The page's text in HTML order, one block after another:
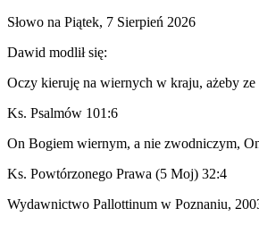
Słowo na Piątek, 7 Sierpień 2026
Dawid modlił się:
Oczy kieruję na wiernych w kraju, ażeby ze
Ks. Psalmów 101:6
On Bogiem wiernym, a nie zwodniczym,
Ks. Powtórzonego Prawa (5 Moj) 32:4
Wydawnictwo Pallottinum w Poznaniu,